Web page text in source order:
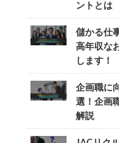
ントとは
儲かる仕
高年収な
します！
企画職に
選！企画
解説